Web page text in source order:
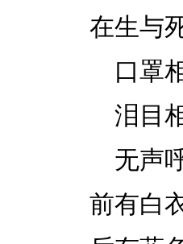
在生与
口罩
泪目
无声
前有白